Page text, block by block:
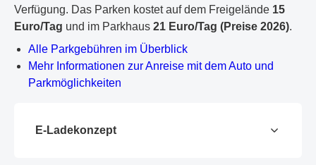
Verfügung. Das Parken kostet auf dem Freigelände 15
Euro/Tag und im Parkhaus 21 Euro/Tag (Preise 2026).
PDF-Dokument
Alle Parkgebühren im Überblick
Mehr Informationen zur Anreise mit dem Auto und
Parkmöglichkeiten
E-Ladekonzept